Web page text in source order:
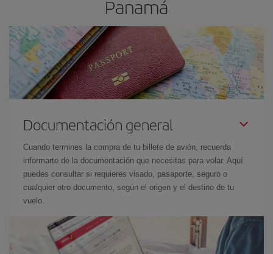
Panam
Documentación general
Cuando termines la compra de tu billete de avión, recuerda
informarte de la documentación que necesitas para volar. Aquí
puedes consultar si requieres visado, pasaporte, seguro o
cualquier otro documento, según el origen y el destino de tu
vuelo.